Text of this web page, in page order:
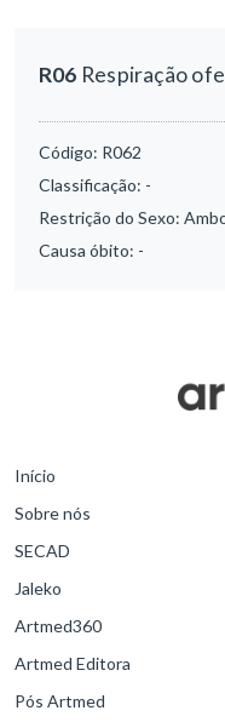
R06 Respiração
Código: R062
Classificação: -
Restrição do Sexo:
Causa óbito: -
Início
Sobre nós
SECAD
Jaleko
Artmed360
Artmed Editora
Pós Artmed